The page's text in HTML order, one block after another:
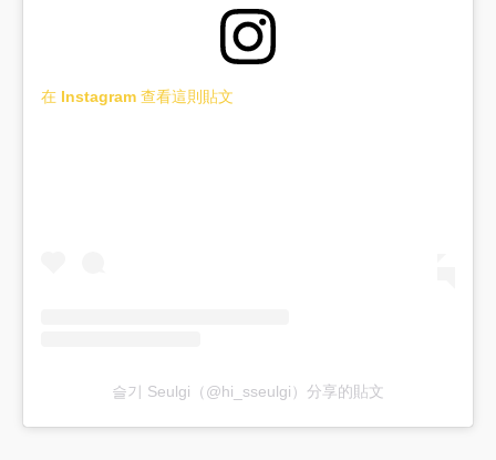
在 Instagram 查看這則貼文
슬기 Seulgi（@hi_sseulgi）分享的貼文